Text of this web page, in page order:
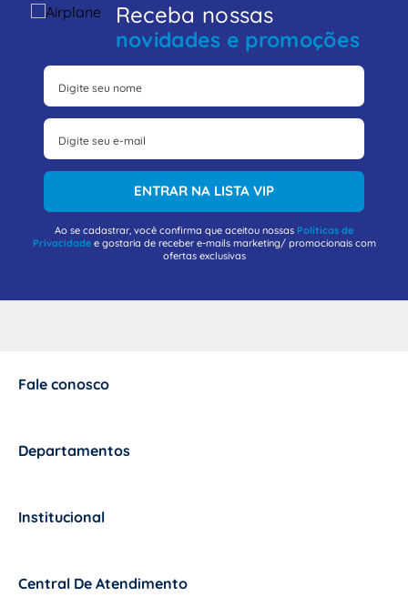
Receba nossas
novidades e promoções
ENTRAR NA LISTA VIP
Ao se cadastrar, você confirma que aceitou nossas Políticas de
Privacidadee gostaria de receber e-mails marketing/ promocionais com
ofertas exclusivas
Fale conosco
Departamentos
Institucional
Central De Atendimento